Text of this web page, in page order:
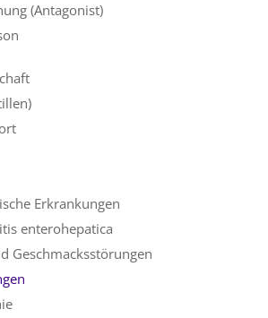
(Antagonist)
Erkrankungen
enterohepatica
Geschmacksstörungen